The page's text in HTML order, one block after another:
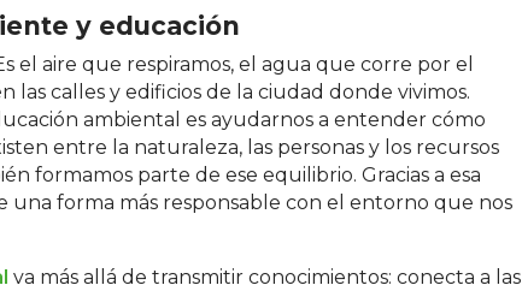
y educación
el aire que respiramos, el agua que corre por el
las calles y edificios de la ciudad donde vivimos.
ambiental es ayudarnos a entender cómo
entre la naturaleza, las personas y los recursos
formamos parte de ese equilibrio. Gracias a esa
una forma más responsable con el entorno que nos
va más allá de transmitir conocimientos: conecta a las